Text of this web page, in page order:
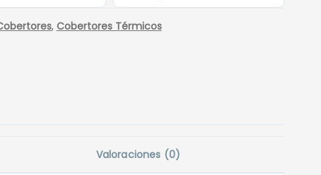
, Cobertores Térmicos
Valoraciones (0)